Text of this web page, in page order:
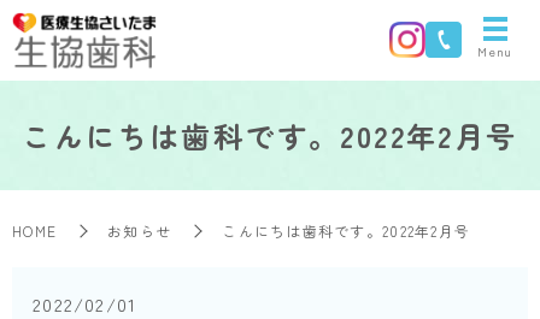
Menu
こんにちは歯科です。2022年2月号
HOME お知らせ こんにちは歯科です。2022年2月号
2022/02/01